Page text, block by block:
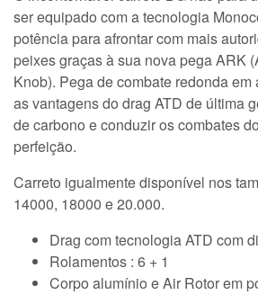
ser equipado com a tecnologia
potência para afrontar com mais
peixes graças à sua nova pega ARK
Knob). Pega de combate redonda
as vantagens do drag ATD de última
de carbono e conduzir os combates
perfeição.
Carreto igualmente disponível nos
14000, 18000 e 20.000.
Drag com tecnologia ATD com
Rolamentos : 6 + 1
Corpo alumínio e Air Rotor em